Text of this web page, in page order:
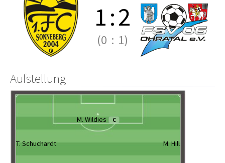
1:2
(0 : 1)
Aufstellung
M. Wildies C
T. Schuchardt M. Hill